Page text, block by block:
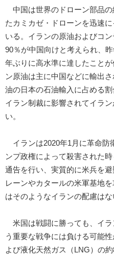
中国は世界のドローン部品の
たカミカゼ・ドローンを迅速
いる。イランの原油およびコ
90％が中国向けと考えられ、
年ぶりに高水準に達したこと
ン原油は主に中国などに輸出
油の日本の石油輸入に占める
イラン制裁に影響されてイラ
い。
イランは2020年1月に革命防
ンプ政権によって殺害された
通告を行い、実質的に米兵を
レーンやカタールの米軍基地
はそのようなイランの配慮はな
米国は戦闘に勝っても、イ
う重要な戦争には負ける可能
よび液化天然ガス（LNG）の